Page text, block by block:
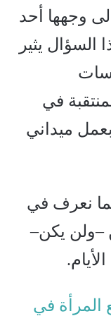
وجهها أحد
السؤال يثير
في
ميداني
نعرف في
–ولن يكن–
المرأة في